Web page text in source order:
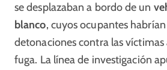
se desplazaban a bordo de un
blanco, cuyos ocupantes
detonaciones contra las víctimas
fuga. La línea de investigación